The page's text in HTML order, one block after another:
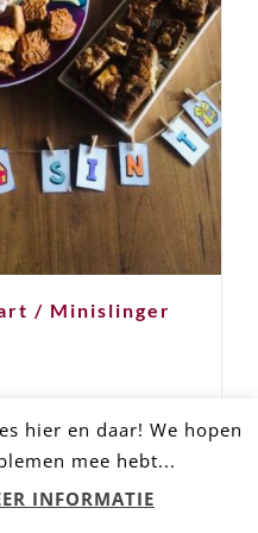
/ Minislinger
hier en daar! We hopen
mee hebt...
INFORMATIE
je vraag!